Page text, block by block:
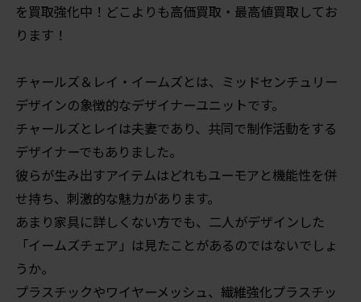
を買取強化中！どこよりも高価買取・最高値買取してお
ります！
チャールズ＆レイ・イームズとは、ミッドセンチュリー
デザインの象徴的なデザイナーユニットです。
チャールズとレイは夫妻であり、共同で制作活動をする
デザイナーでもありました。
彼らが生み出すアイテムはどれもユーモアと機能性を併
せ持ち、刺激的な魅力があります。
あまり家具に詳しくない方でも、二人がデザインした
「イームズチェア」は見たことがあるのではないでしょ
うか。
プラスチックやワイヤーメッシュ、繊維強化プラスチッ